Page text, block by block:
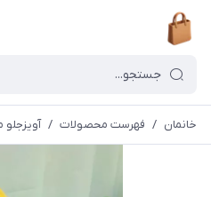
خانمان / فهرست محصولات / آویزجلو